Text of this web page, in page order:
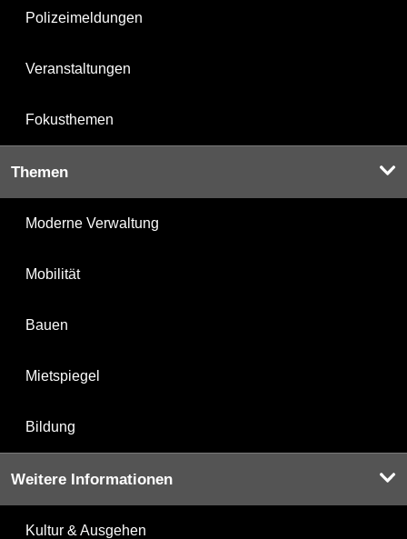
Polizeimeldungen
Veranstaltungen
Fokusthemen
Themen
Moderne Verwaltung
Mobilität
Bauen
Mietspiegel
Bildung
Weitere Informationen
Kultur & Ausgehen